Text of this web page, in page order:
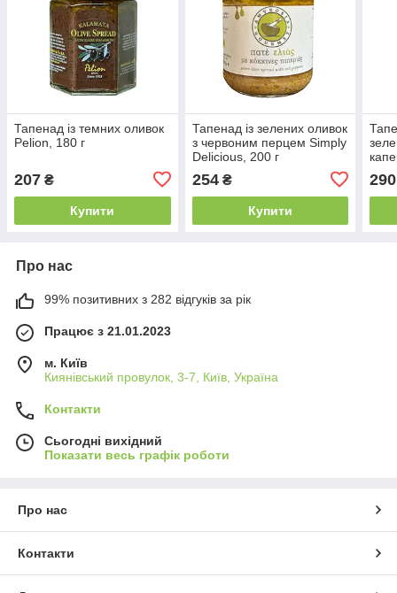
Тапенад із темних оливок
Pelion, 180 г
207 ₴
Купити
Тапенад із зелених оливок
з червоним перцем Simply
Delicious, 200 г
254₴
Купити
290
Про нас
99% позитивних з 282 відгуків за рік
Працює з 21.01.2023
м. Київ
Киянівський провулок, 3-7, Київ, Україна
Контакти
Сьогодні вихідний
Показати весь графік роботи
Про нас
Контакти